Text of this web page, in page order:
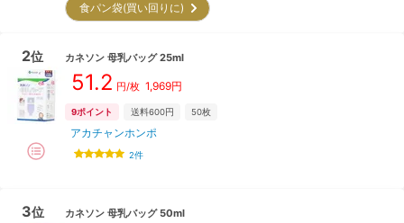
食パン袋(買い回りに)
2位 カネソン 母乳バッグ 25ml
51.2 円/枚 1,969円
9ポイント 送料600円 50枚
アカチャンホンポ
2件
3位 カネソン 母乳バッグ 50ml